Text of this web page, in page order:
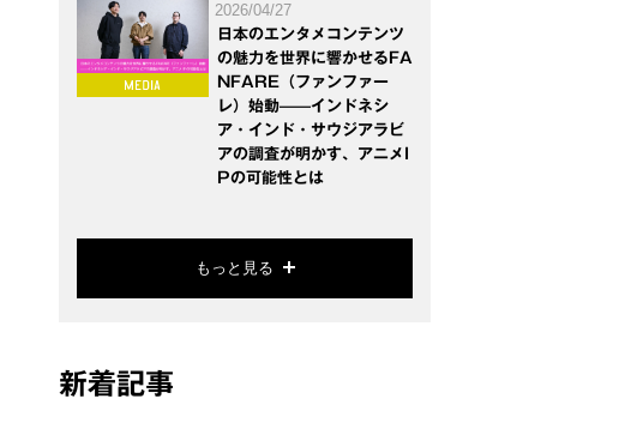
2026/04/27
日本のエンタメコンテンツ
の魅力を世界に響かせるFA
NFARE（ファンファー
レ）始動——インドネシ
ア・インド・サウジアラビ
アの調査が明かす、アニメI
Pの可能性とは
もっと見る
新着記事